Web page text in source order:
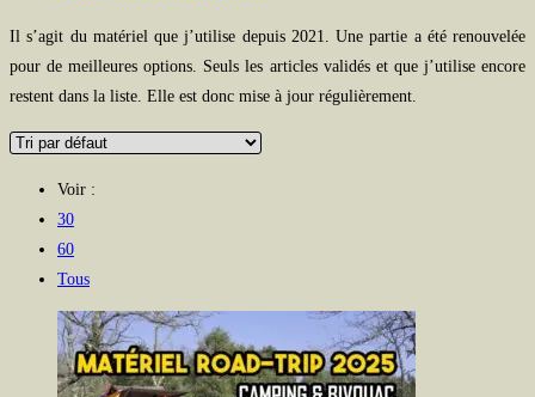
Il s’agit du matériel que j’utilise depuis 2021. Une partie a été renouvelée
pour de meilleures options. Seuls les articles validés et que j’utilise encore
restent dans la liste. Elle est donc mise à jour régulièrement.
Voir :
30
60
Tous